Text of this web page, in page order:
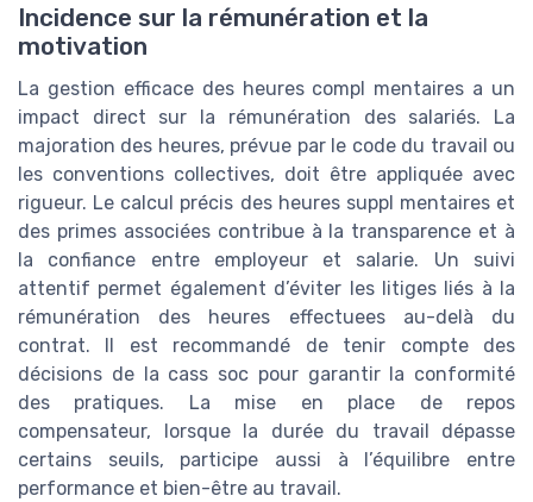
Incidence sur la rémunération et la
motivation
La gestion efficace des heures compl mentaires a un
impact direct sur la rémunération des salariés. La
majoration des heures, prévue par le code du travail ou
les conventions collectives, doit être appliquée avec
rigueur. Le calcul précis des heures suppl mentaires et
des primes associées contribue à la transparence et à
la confiance entre employeur et salarie. Un suivi
attentif permet également d’éviter les litiges liés à la
rémunération des heures effectuees au-delà du
contrat. Il est recommandé de tenir compte des
décisions de la cass soc pour garantir la conformité
des pratiques. La mise en place de repos
compensateur, lorsque la durée du travail dépasse
certains seuils, participe aussi à l’équilibre entre
performance et bien-être au travail.